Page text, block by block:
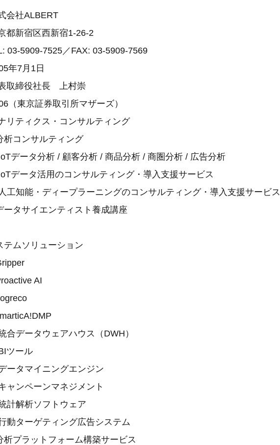
社ALBERT
新宿区西新宿1-26-2
7525／FAX: 03-5909-7569
7月1日
締役社長 上村崇
（東京証券取引所マザーズ）
ティクス・コンサルティング
サルティング
/ 顧客分析 / 商品分析 / 商圏分析 / 広告分析
のコンサルティング・導入支援サービス
ィープラーニングのコンサルティング・導入支援サービス
エンティスト養成講座
リューション
AI
ェアハウス（DWH）
ル
ニングエンジン
ンマネジメント
フトウェア
ティング広告システム
トフォーム構築サービス